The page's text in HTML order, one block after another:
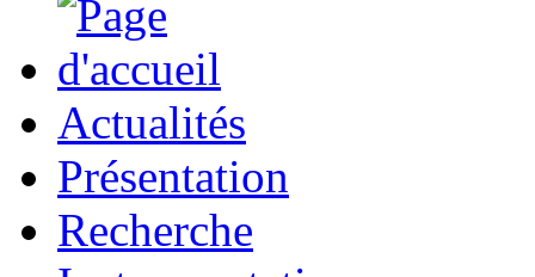
Actualités
Présentation
Recherche